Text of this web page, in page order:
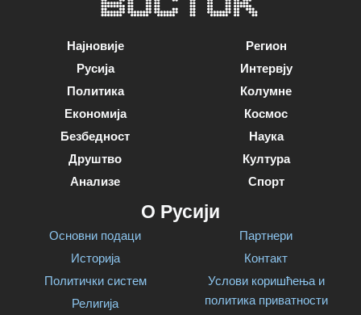
Најновије
Русија
Политика
Економија
Безбедност
Друштво
Анализе
Регион
Интервју
Колумне
Космос
Наука
Култура
Спорт
О Русији
Основни подаци
Историја
Политички систем
Религија
Партнери
Контакт
Услови коришћења и
политика приватности